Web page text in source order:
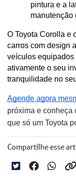
pintura e a
manutenção
O Toyota Corolla e
carros com design
veículos
ativamente o seu
tranquilidade no
Agende agora
próxima e conheça
que só um Toyota
Compartilhe esse